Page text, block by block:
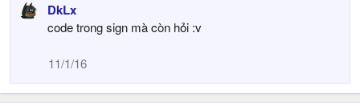
DkLx
code trong sign mà còn hỏi :v
11/1/16